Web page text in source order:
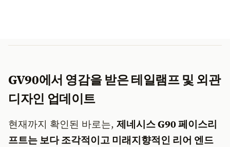
GV90에서 영감을 받은 테일램프 및 외관
디자인 업데이트
현재까지 확인된 바로는, 제네시스 G90 페이스리
프트는 보다 조각적이고 미래지향적인 리어 엔드